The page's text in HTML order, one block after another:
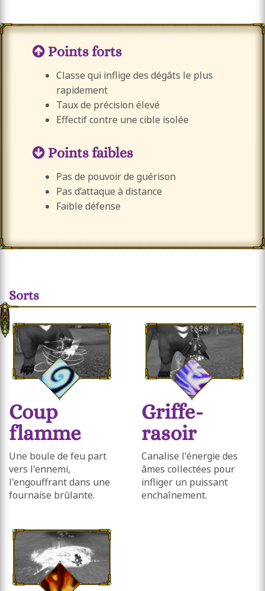
Points forts
Classe qui inflige des dégâts le plus
rapidement
Taux de précision élevé
Effectif contre une cible isolée
Points faibles
Pas de pouvoir de guérison
Pas d’attaque à distance
Faible défense
Sorts
Coup
flamme
Une boule de feu part
vers l'ennemi,
l'engouffrant dans une
fournaise brûlante.
Griffe-
rasoir
Canalise l'énergie des
âmes collectées pour
infliger un puissant
enchaînement.